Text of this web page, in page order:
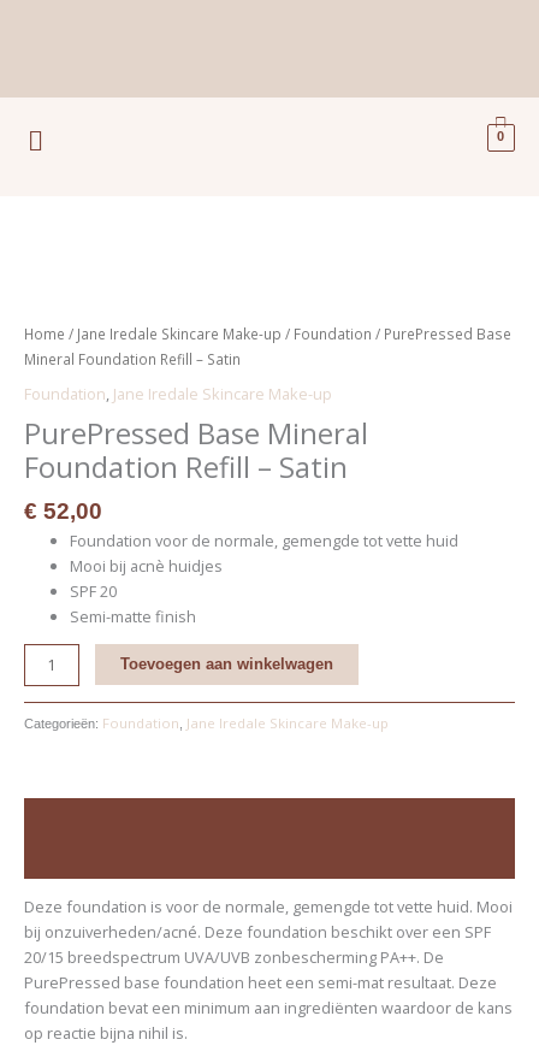
Menu 0
Home / Jane Iredale Skincare Make-up / Foundation / PurePressed Base
Mineral Foundation Refill – Satin
Foundation, Jane Iredale Skincare Make-up
PurePressed Base Mineral
Foundation Refill – Satin
€ 52,00
Foundation voor de normale, gemengde tot vette huid
Mooi bij acnè huidjes
SPF 20
Semi-matte finish
Mineral
Foundation
-
Satin
aantal
Toevoegen aan winkelwagen
Categorieën: Foundation Jane Iredale Skincare Make-up
Deze foundation is voor de normale, gemengde tot vette huid. Mooi
bij onzuiverheden/acné. Deze foundation beschikt over een SPF
20/15 breedspectrum UVA/UVB zonbescherming PA++. De
PurePressed base foundation heet een semi-mat resultaat. Deze
foundation bevat een minimum aan ingrediënten waardoor de kans
op reactie bijna nihil is.